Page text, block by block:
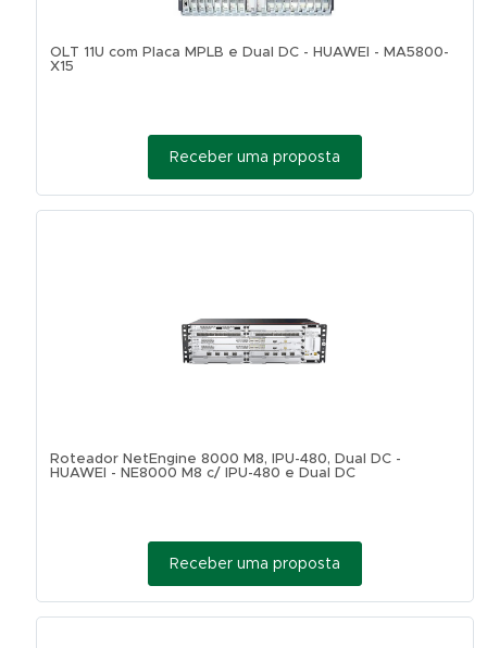
OLT 11U com Placa MPLB e Dual DC - HUAWEI - MA5800-
X15
Receber uma proposta
Roteador NetEngine 8000 M8, IPU-480, Dual DC -
HUAWEI - NE8000 M8 c/ IPU-480 e Dual DC
Receber uma proposta